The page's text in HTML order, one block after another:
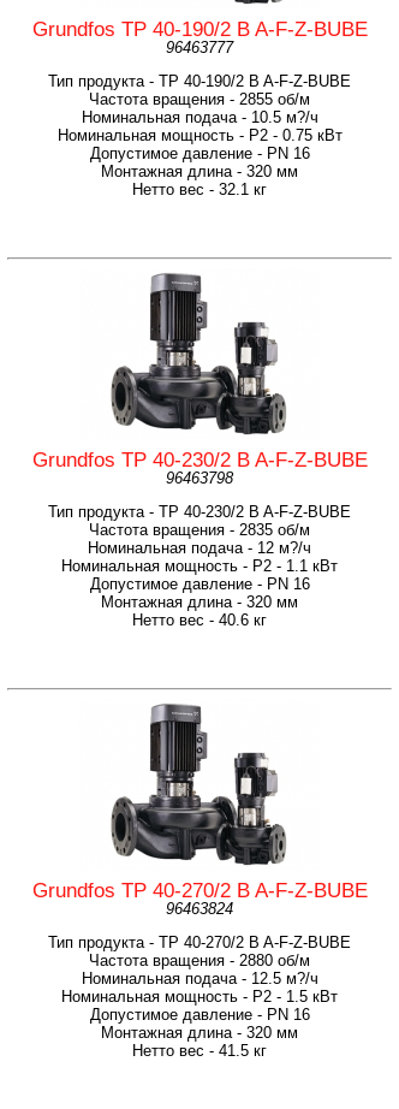
Grundfos TP 40-190/2 B A-F-Z-BUBE
96463777
Тип продукта - TP 40-190/2 B A-F-Z-BUBE
Частота вращения - 2855 об/м
Номинальная подача - 10.5 м?/ч
Номинальная мощность - P2 - 0.75 кВт
Допустимое давление - PN 16
Монтажная длина - 320 мм
Нетто вес - 32.1 кг
Grundfos TP 40-230/2 B A-F-Z-BUBE
96463798
Тип продукта - TP 40-230/2 B A-F-Z-BUBE
Частота вращения - 2835 об/м
Номинальная подача - 12 м?/ч
Номинальная мощность - P2 - 1.1 кВт
Допустимое давление - PN 16
Монтажная длина - 320 мм
Нетто вес - 40.6 кг
Grundfos TP 40-270/2 B A-F-Z-BUBE
96463824
Тип продукта - TP 40-270/2 B A-F-Z-BUBE
Частота вращения - 2880 об/м
Номинальная подача - 12.5 м?/ч
Номинальная мощность - P2 - 1.5 кВт
Допустимое давление - PN 16
Монтажная длина - 320 мм
Нетто вес - 41.5 кг